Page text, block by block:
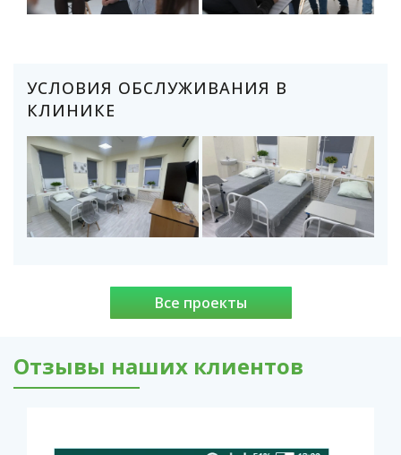
УСЛОВИЯ ОБСЛУЖИВАНИЯ В
КЛИНИКЕ
Все проекты
Отзывы наших клиентов